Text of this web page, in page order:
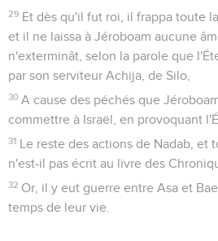
29 Et dès qu'il fut roi, il frappa toute
et il ne laissa à Jéroboam aucune
n'exterminât, selon la parole que
par son serviteur Achija, de Silo,
30 A cause des péchés que
commettre à Israël, en provoquant
31 Le reste des actions de Nadab, et
n'est-il pas écrit au livre des
32 Or, il y eut guerre entre Asa et
temps de leur vie.